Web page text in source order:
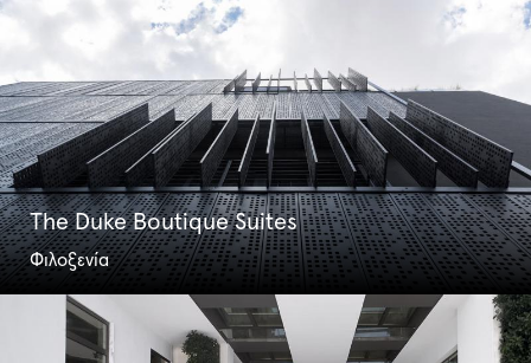
The Duke Boutique Suites
Φιλοξενία